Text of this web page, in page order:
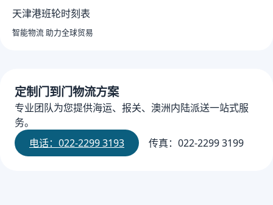
天津港班轮时刻表
智能物流 助力全球贸易
定制门到门物流方案
专业团队为您提供海运、报关、澳洲内陆派送一站式服
务。
电话：022-2299 3193
传真：022-2299 3199